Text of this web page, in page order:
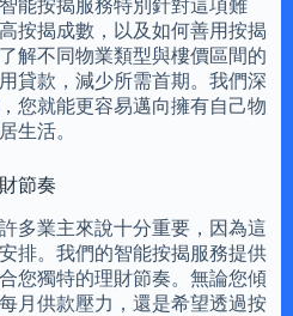
能按揭服務特別針對這項難
按揭成數，以及如何善用按揭
解不同物業類型與樓價區間的
貸款，減少所需首期。我們深
您就能更容易邁向擁有自己物
生活。
節奏
多業主來說十分重要，因為這
排。我們的智能按揭服務提供
您獨特的理財節奏。無論您傾
月供款壓力，還是希望透過按